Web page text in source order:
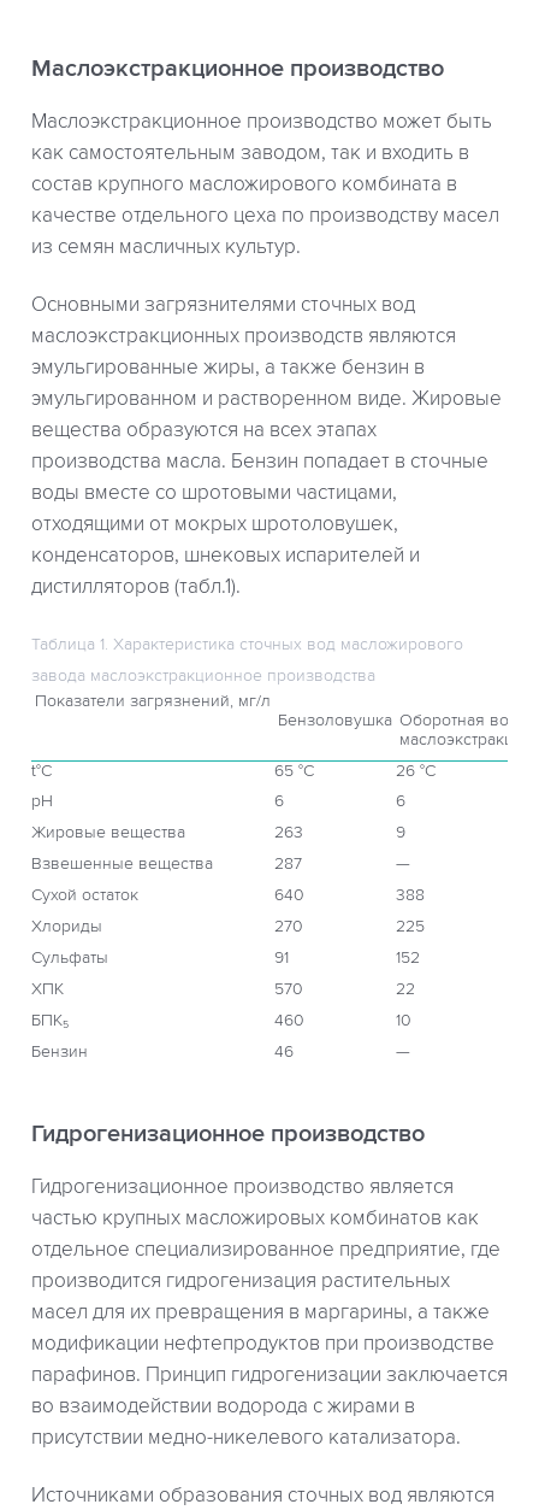
Маслоэкстракционное производство
Маслоэкстракционное производство может быть
как самостоятельным заводом, так и входить в
состав крупного масложирового комбината в
качестве отдельного цеха по производству масел
из семян масличных культур.
Основными загрязнителями сточных вод
маслоэкстракционных производств являются
эмульгированные жиры, а также бензин в
эмульгированном и растворенном виде. Жировые
вещества образуются на всех этапах
производства масла. Бензин попадает в сточные
воды вместе со шротовыми частицами,
отходящими от мокрых шротоловушек,
конденсаторов, шнековых испарителей и
дистилляторов (табл.1).
Таблица 1. Характеристика сточных вод масложирового
завода маслоэкстракционное производства
Показатели загрязнений, мг/л
Бензоловушка Оборотная вода
t°С
65 °С
26 °С
рН
6
6
Жировые вещества
263
9
Взвешенные вещества
287
—
Сухой остаток
640
388
Хлориды
270
225
Сульфаты
91
152
ХПК
570
22
БПК₅
460
10
Бензин
46 —
Гидрогенизационное производство
Гидрогенизационное производство является
частью крупных масложировых комбинатов как
отдельное специализированное предприятие, где
производится гидрогенизация растительных
масел для их превращения в маргарины, а также
модификации нефтепродуктов при производстве
парафинов. Принцип гидрогенизации заключается
во взаимодействии водорода с жирами в
присутствии медно-никелевого катализатора.
Источниками образования сточных вод являются